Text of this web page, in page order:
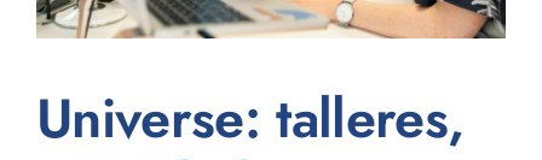
Universe: talleres,